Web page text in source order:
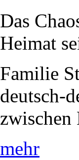
Das
Heimat
Familie
deutsch-
zwischen
mehr